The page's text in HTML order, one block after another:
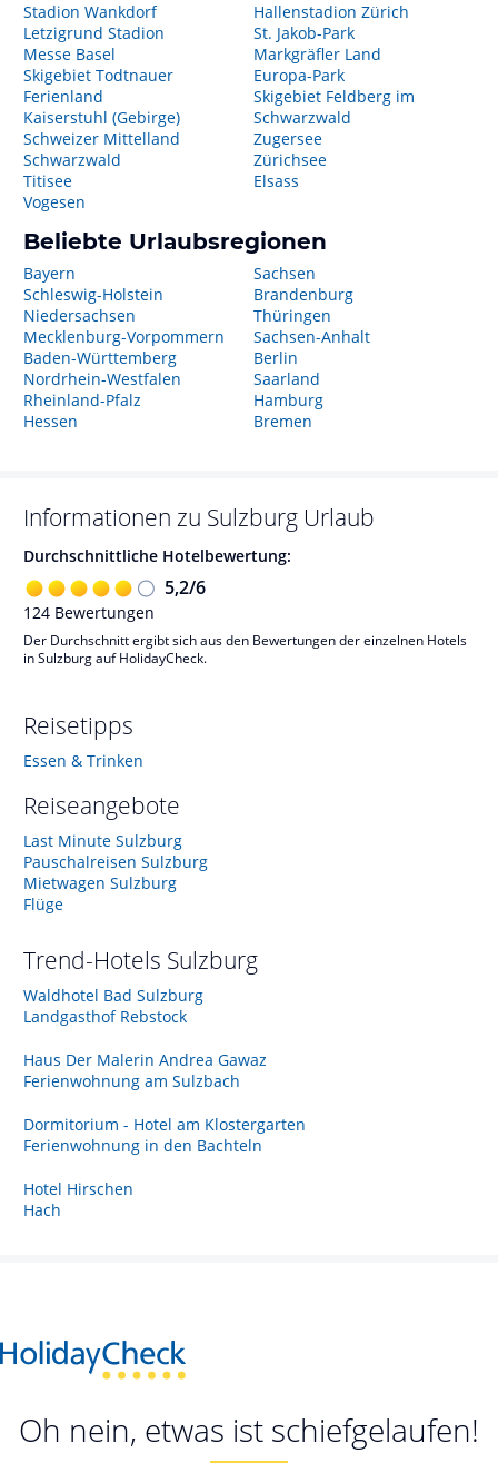
Stadion Wankdorf
Letzigrund Stadion
Messe Basel
Skigebiet Todtnauer
Ferienland
Kaiserstuhl (Gebirge)
Schweizer Mittelland
Schwarzwald
Titisee
Vogesen
Hallenstadion Zürich
St. Jakob-Park
Markgräfler Land
Europa-Park
Skigebiet Feldberg im
Schwarzwald
Zugersee
Zürichsee
Elsass
Beliebte Urlaubsregionen
Bayern
Schleswig-Holstein
Niedersachsen
Mecklenburg-Vorpommern
Baden-Württemberg
Nordrhein-Westfalen
Rheinland-Pfalz
Hessen
Sachsen
Brandenburg
Thüringen
Sachsen-Anhalt
Berlin
Saarland
Hamburg
Bremen
Informationen zu Sulzburg Urlaub
Durchschnittliche Hotelbewertung:
5,2/6
124 Bewertungen
Der Durchschnitt ergibt sich aus den Bewertungen der einzelnen Hotels
in Sulzburg auf HolidayCheck.
Reisetipps
Essen & Trinken
Reiseangebote
Last Minute Sulzburg
Pauschalreisen Sulzburg
Mietwagen Sulzburg
Flüge
Trend-Hotels Sulzburg
Waldhotel Bad Sulzburg
Landgasthof Rebstock
Haus Der Malerin Andrea Gawaz
Ferienwohnung am Sulzbach
Dormitorium - Hotel am Klostergarten
Ferienwohnung in den Bachteln
Hotel Hirschen
Hach
Oh nein, etwas ist schiefgelaufen!